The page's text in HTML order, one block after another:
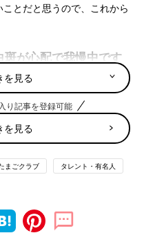
とだと思うので、これから
が心配で我慢中です
チキン、フライドポテトな
、今回はクッキーやアイス
。でも食べ過ぎるとよくな
は乳脂肪や油の少ない和菓
とつふさがる「白斑」にな
のとりすぎが原因のひとつ
けは妊娠中から気をつけな
を見る
り記事を登録可能
を見る
まごクラブ タレント・有名人